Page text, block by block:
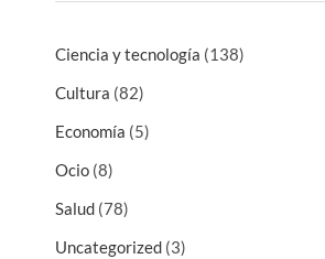
Ciencia y tecnología (138)
Cultura (82)
Economía (5)
Ocio (8)
Salud (78)
Uncategorized (3)